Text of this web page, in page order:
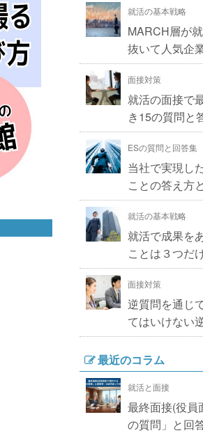
就活の基本戦略
MARCH層が
抜いて人気企
面接対策
就活の面接で
き15の質問と
ESの質問と回答集
当社で実現し
ことの答え方
就活の基本戦略
就活で成果を
ことは３つだ
面接対策
逆質問を通じ
てはいけない
最近のコラム
就活と面接
最終面接(役員
の質問」と回